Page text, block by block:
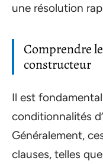
une résolution
Comprendre
constructeur
Il est
conditionnalités
Généralement,
clauses, telles